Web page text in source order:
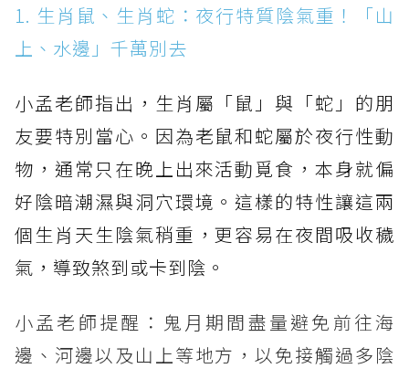
1. 生肖鼠、生肖蛇：夜行特質陰氣重！「山
上、水邊」千萬別去
小孟老師指出，生肖屬「鼠」與「蛇」的朋
友要特別當心。因為老鼠和蛇屬於夜行性動
物，通常只在晚上出來活動覓食，本身就偏
好陰暗潮濕與洞穴環境。這樣的特性讓這兩
個生肖天生陰氣稍重，更容易在夜間吸收穢
氣，導致煞到或卡到陰。
小孟老師提醒：鬼月期間盡量避免前往海
邊、河邊以及山上等地方，以免接觸過多陰